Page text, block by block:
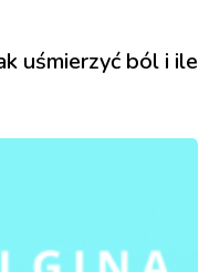
uśmierzyć ból i ile